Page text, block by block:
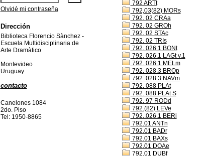
792 ARTt
792,03(82) MORs
792. 02 CRAa
792. 02 GROh
792. 02 STAc
792. 02 TRIs
792. 026.1 BONt
792. 026.1 LAGt v.1
792. 026.1 MELm
792. 028.3 BROp
792. 028.3 NAVm
792. 088 PLAt
792. 088 PLAt S
792. 97 RODd
792.(82) LEVe
792..026.1 BERi
792.01 ANTn
792.01 BADr
792.01 BAXs
792.01 DOAe
792.01 DUBf
Olvidé mi contraseña
Dirección
Biblioteca Florencio Sànchez -
Escuela Multidisciplinaria de
Arte Dramàtico
Montevideo
Uruguay
contacto
Canelones 1084
2do. Piso
Tel: 1950-8865